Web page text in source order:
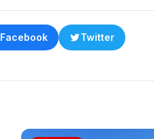
Facebook Twitter